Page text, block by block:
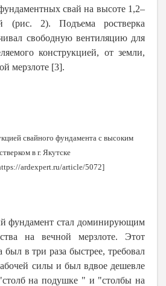
свай на высоте 1,2–
2). Подъема ростверка
свободную вентиляцию для
конструкцией, от земли,
мерзлоте [3].
свайного фундамента с высоким
в г. Якутске
ardexpert.ru/article/5072]
фундамент стал доминирующим
на вечной мерзлоте. Этот
был в три раза быстрее, требовал
силы и был вдвое дешевле
на подушке " и "столбы на